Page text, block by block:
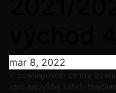
mar 8, 2022
V bowlingovom centre
kolo najvyššej súťaži